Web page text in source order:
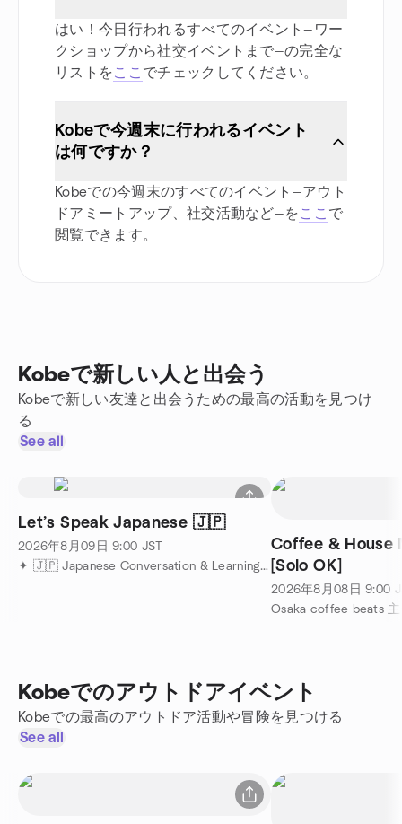
はい！今日行われるすべてのイベント—ワー
クショップから社交イベントまで—の完全な
リストをここ でチェックしてください。
Kobeで今週末に行われるイベント
は何ですか？
Kobeでの今週末のすべてのイベント—アウト
ドアミートアップ、社交活動など—をここ で
閲覧できます。
Kobeで新しい人と出会う
Kobeで新しい友達と出会うための最高の活動を見つけ
る
See all
Let’s Speak Japanese 🇯🇵
2026年8月09日 9:00 JST
✦ 🇯🇵 Japanese Conversation & Learning Meetup 主催
Coffee & House
[Solo OK]
2026年8月08日 9:00
Osaka coffee beats
Kobeでのアウトドアイベント
Kobeでの最高のアウトドア活動や冒険を見つける
See all